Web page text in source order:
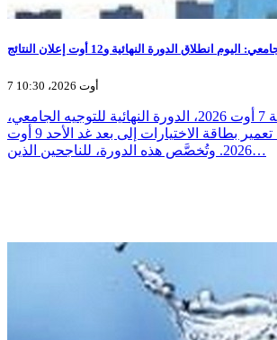
اليوم انطلاق الدورة النهائية و12 أوت إعلان النتائج
7 أوت 2026، 10:30
تنطلق اليوم الجمعة 7 أوت 2026، الدورة النهائية للتوجيه الجامعي،
لتتواصل عملية تعمير بطاقة الاختيارات إلى بعد غد الأحد 9 أوت
2026. وتُخصَّص هذه الدورة، للناجحين الذين…